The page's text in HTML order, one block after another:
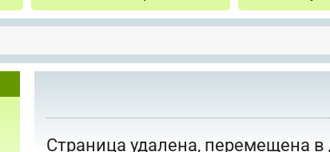
Страница удалена, перемещена